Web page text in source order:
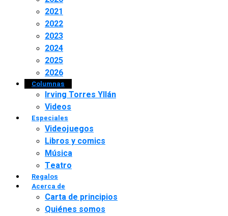
2021
2022
2023
2024
2025
2026
Columnas
Irving Torres Yllán
Videos
Especiales
Videojuegos
Libros y comics
Música
Teatro
Regalos
Acerca de
Carta de principios
Quiénes somos